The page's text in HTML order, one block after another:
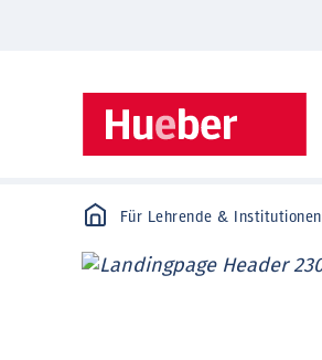
Für Lehrende & Institutionen